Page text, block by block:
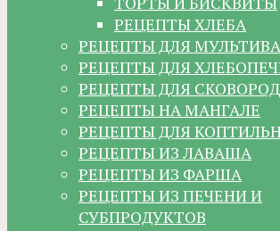
РЕЦЕПТЫ ХЛЕБА
РЕЦЕПТЫ ДЛЯ
РЕЦЕПТЫ ДЛЯ
РЕЦЕПТЫ ДЛЯ
РЕЦЕПТЫ НА МАНГАЛЕ
РЕЦЕПТЫ ДЛЯ
РЕЦЕПТЫ ИЗ ЛАВАША
РЕЦЕПТЫ ИЗ ФАРША
РЕЦЕПТЫ ИЗ ПЕЧЕНИ И
СУБПРОДУКТОВ